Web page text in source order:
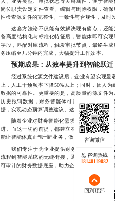
岗位职责设定文件查看、编辑与删除权限，确
性检查源文件的完整性、一致性与合规性，及时
这套方法论不仅能有效解决现有痛点，还能
备高度结构化与标准化特征后，智能体即可实
字段，匹配对应流程，触发审批节点，最终生
务压缩至几分钟内完成，大幅提升工作效率。
预期成果：从效率提升到智能跃迁
经过系统化源文件建设后，企业有望实现显
上，人工干预频率下降50%以上；同时，因人
数据的可靠性。更重要的是，高质量的源文件
历史报销数据，财务智能体可自动识别异常支
据，实现动态预算调整建议。这些能力不再是遥
随着企业对财务智能化需求的不断深化，财
进。而这一切的前提，都建立在一套清晰、稳
能让智能体真正“听懂”业务，做出精准判断，推
我们专注于为企业提供财务智能体相关的
流程到智能系统的无缝衔接，通过标准化模板
可审计的财务数据底座，助力企业迈向真正的智
咨询热线
18140119082
回到顶部